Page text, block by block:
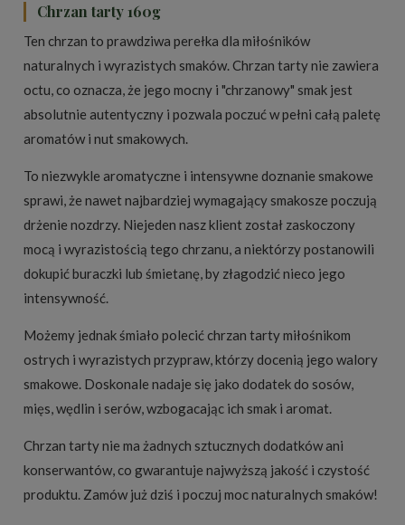
Chrzan tarty 160g
Ten chrzan to prawdziwa perełka dla miłośników
naturalnych i wyrazistych smaków. Chrzan tarty nie zawiera
octu, co oznacza, że jego mocny i "chrzanowy" smak jest
absolutnie autentyczny i pozwala poczuć w pełni całą paletę
aromatów i nut smakowych.
To niezwykle aromatyczne i intensywne doznanie smakowe
sprawi, że nawet najbardziej wymagający smakosze poczują
drżenie nozdrzy. Niejeden nasz klient został zaskoczony
mocą i wyrazistością tego chrzanu, a niektórzy postanowili
dokupić buraczki lub śmietanę, by złagodzić nieco jego
intensywność.
Możemy jednak śmiało polecić chrzan tarty miłośnikom
ostrych i wyrazistych przypraw, którzy docenią jego walory
smakowe. Doskonale nadaje się jako dodatek do sosów,
mięs, wędlin i serów, wzbogacając ich smak i aromat.
Chrzan tarty nie ma żadnych sztucznych dodatków ani
konserwantów, co gwarantuje najwyższą jakość i czystość
produktu. Zamów już dziś i poczuj moc naturalnych smaków!